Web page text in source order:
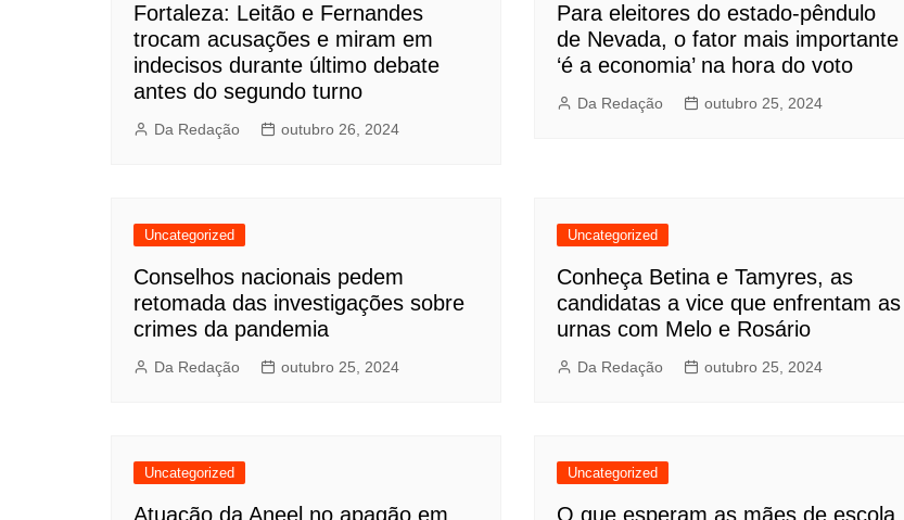
Fortaleza: Leitão e Fernandes
trocam acusações e miram em
indecisos durante último debate
antes do segundo turno
Da Redação outubro 26, 2024
Para eleitores do estado-pêndulo
de Nevada, o fator mais importante
‘é a economia’ na hora do voto
Da Redação outubro 25, 2024
Uncategorized
Conselhos nacionais pedem
retomada das investigações sobre
crimes da pandemia
Da Redação outubro 25, 2024
Uncategorized
Conheça Betina e Tamyres, as
candidatas a vice que enfrentam as
urnas com Melo e Rosário
Da Redação outubro 25, 2024
Uncategorized
Atuação da Aneel no apagão em
Uncategorized
O que esperam as mães de escola